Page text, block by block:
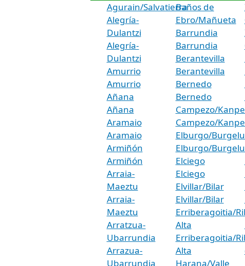
Agurain/Salvatierra
Alegría-
Dulantzi
Alegría-
Dulantzi
Amurrio
Amurrio
Añana
Añana
Aramaio
Aramaio
Armiñón
Armiñón
Arraia-
Maeztu
Arraia-
Maeztu
Arratzua-
Ubarrundia
Arrazua-
Ubarrundia
Baños de
Ebro/Mañueta
Barrundia
Barrundia
Berantevilla
Berantevilla
Bernedo
Bernedo
Campezo/
Campezo/
Elburgo/Burgelu
Elburgo/Burgelu
Elciego
Elciego
Elvillar/Bilar
Elvillar/Bilar
Erriberagoitia/
Alta
Erriberagoitia/
Alta
Harana/Valle